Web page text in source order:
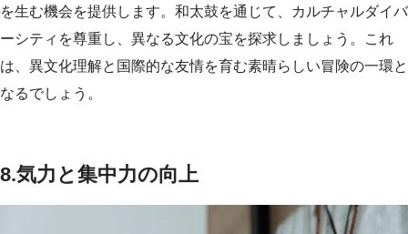
を生む機会を提供します。和太鼓を通じて、カルチャルダイバ
ーシティを尊重し、異なる文化の宝を探求しましょう。これ
は、異文化理解と国際的な友情を育む素晴らしい冒険の一環と
なるでしょう。
8.気力と集中力の向上